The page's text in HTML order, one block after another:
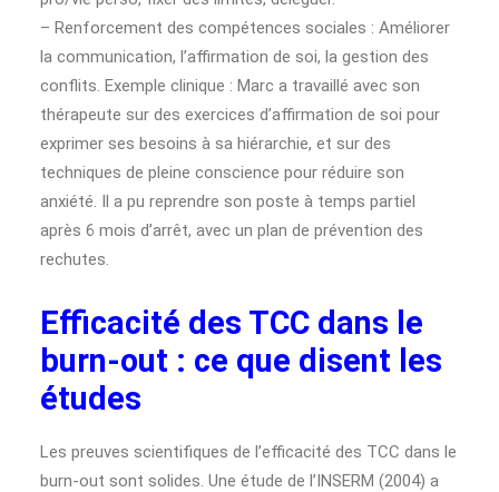
– Renforcement des compétences sociales : Améliorer
la communication, l’affirmation de soi, la gestion des
conflits. Exemple clinique : Marc a travaillé avec son
thérapeute sur des exercices d’affirmation de soi pour
exprimer ses besoins à sa hiérarchie, et sur des
techniques de pleine conscience pour réduire son
anxiété. Il a pu reprendre son poste à temps partiel
après 6 mois d’arrêt, avec un plan de prévention des
rechutes.
Efficacité des TCC dans le
burn-out : ce que disent les
études
Les preuves scientifiques de l’efficacité des TCC dans le
burn-out sont solides. Une étude de l’INSERM (2004) a